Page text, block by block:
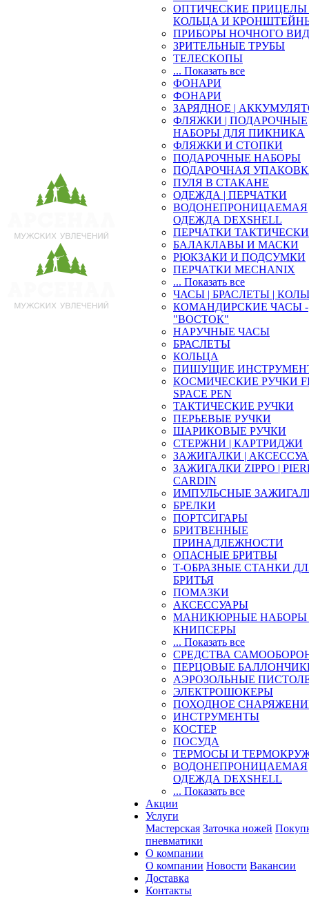
ОПТИЧЕСКИЕ ПРИЦЕЛЫ
КОЛЬЦА И
ПРИБОРЫ НОЧНОГО
ЗРИТЕЛЬНЫЕ ТРУБЫ
ТЕЛЕСКОПЫ
... Показать все
ФОНАРИ
ФОНАРИ
ЗАРЯДНОЕ |
ФЛЯЖКИ | ПОДАРОЧНЫЕ
НАБОРЫ ДЛЯ ПИКНИКА
ФЛЯЖКИ И СТОПКИ
ПОДАРОЧНЫЕ НАБОРЫ
ПОДАРОЧНАЯ
ПУЛЯ В СТАКАНЕ
ОДЕЖДА | ПЕРЧАТКИ
ВОДОНЕПРОНИЦАЕМАЯ
ОДЕЖДА DEXSHELL
ПЕРЧАТКИ
БАЛАКЛАВЫ И МАСКИ
РЮКЗАКИ И ПОДСУМКИ
ПЕРЧАТКИ MECHANIX
... Показать все
ЧАСЫ | БРАСЛЕТЫ |
КОМАНДИРСКИЕ ЧАСЫ -
"ВОСТОК"
НАРУЧНЫЕ ЧАСЫ
БРАСЛЕТЫ
КОЛЬЦА
ПИШУЩИЕ
КОСМИЧЕСКИЕ РУЧКИ
SPACE PEN
ТАКТИЧЕСКИЕ РУЧКИ
ПЕРЬЕВЫЕ РУЧКИ
ШАРИКОВЫЕ РУЧКИ
СТЕРЖНИ | КАРТРИДЖИ
ЗАЖИГАЛКИ |
ЗАЖИГАЛКИ ZIPPO |
CARDIN
ИМПУЛЬСНЫЕ
БРЕЛКИ
ПОРТСИГАРЫ
БРИТВЕННЫЕ
ПРИНАДЛЕЖНОСТИ
ОПАСНЫЕ БРИТВЫ
Т-ОБРАЗНЫЕ СТАНКИ
БРИТЬЯ
ПОМАЗКИ
АКСЕССУАРЫ
МАНИКЮРНЫЕ НАБОРЫ
КНИПСЕРЫ
... Показать все
СРЕДСТВА
ПЕРЦОВЫЕ
АЭРОЗОЛЬНЫЕ
ЭЛЕКТРОШОКЕРЫ
ПОХОДНОЕ
ИНСТРУМЕНТЫ
КОСТЕР
ПОСУДА
ТЕРМОСЫ И
ВОДОНЕПРОНИЦАЕМАЯ
ОДЕЖДА DEXSHELL
... Показать все
Акции
Услуги
Мастерская Заточка ножей
пневматики
О компании
О компании Новости Вакансии
Доставка
Контакты